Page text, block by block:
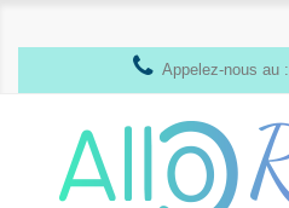
Appelez-nous au :